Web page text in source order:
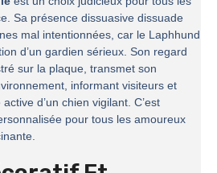
Sa présence dissuasive dissuade
mal intentionnées, car le Laphhund
d’un gardien sérieux. Son regard
sur la plaque, transmet son
informant visiteurs et
d’un chien vigilant. C’est
pour tous les amoureux